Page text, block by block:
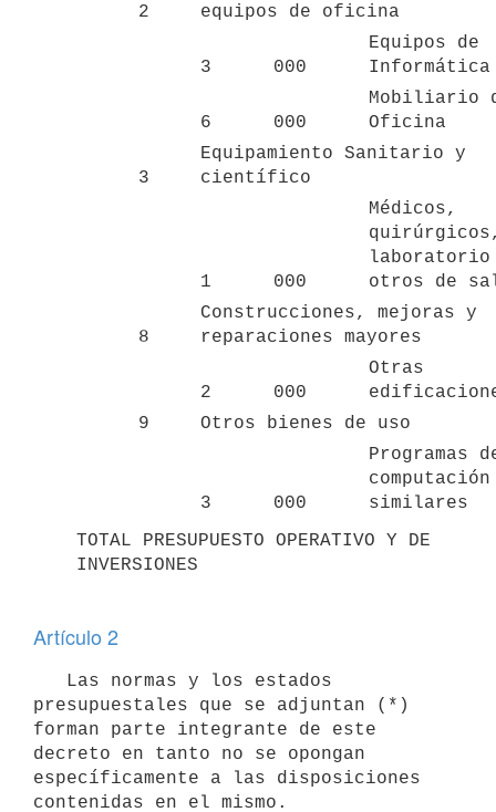
2
equipos de oficina
3 000
Equipos de
Informática
6 000
Mobiliario
Oficina
3
Equipamiento Sanitario y
científico
1 000
Médicos,
laboratorio
otros de
8
Construcciones, mejoras y
reparaciones mayores
2 000
Otras
9
Otros bienes de uso
3 000
Programas
similares
TOTAL PRESUPUESTO OPERATIVO Y DE
INVERSIONES
Artículo 2
presupuestales que se adjuntan (*)
forman parte integrante de este
decreto en tanto no se opongan
específicamente a las disposiciones
contenidas en el mismo.